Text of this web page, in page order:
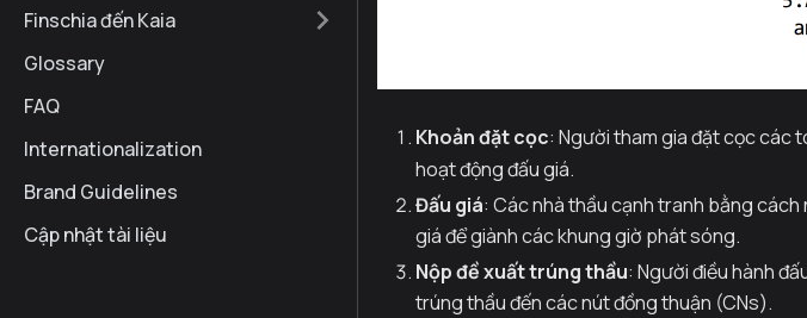
Finschia đến Kaia
Glossary
FAQ
Internationalization
Brand Guidelines
Cập nhật tài liệu
Khoản đặt cọc: Người tham gia đặt cọc các
hoạt động đấu giá.
Đấu giá: Các nhà thầu cạnh tranh bằng
giá để giành các khung giờ phát sóng.
Nộp đề xuất trúng thầu: Người điều hành
trúng thầu đến các nút đồng thuận (CNs).